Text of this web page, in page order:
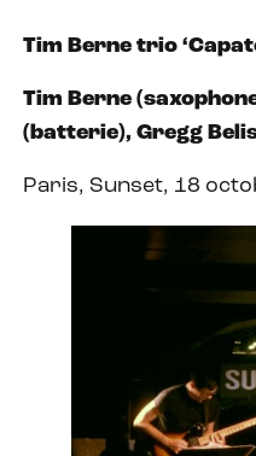
Tim Berne trio
Tim Berne
(batterie), Gregg
Paris, Sunset, 18